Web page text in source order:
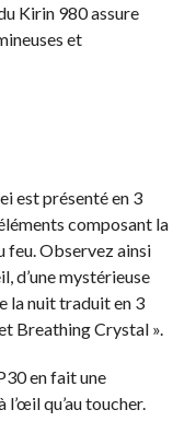
Kirin 980 assure
et
est présenté en 3
composant la
feu. Observez ainsi
d’une mystérieuse
la nuit traduit en 3
Breathing Crystal ».
en fait une
qu’au toucher.